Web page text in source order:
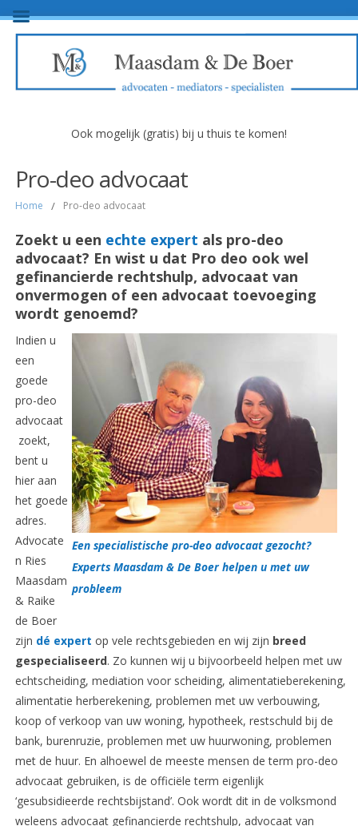
Ook mogelijk (gratis) bij u thuis te komen!
Pro-deo advocaat
Home / Pro-deo advocaat
Zoekt u een echte expert als pro-deo
advocaat? En wist u dat Pro deo ook wel
gefinancierde rechtshulp, advocaat van
onvermogen of een advocaat toevoeging
wordt genoemd?
Eenspecialistischepro-deo advocaat gezocht?
Experts Maasdam & De Boer helpen u met uw
probleem
Indien u
een
goede
pro-deo
advocaat
zoekt,
bent u
hier aan
het goede
adres.
Advocate
n Ries
Maasdam
& Raike
de Boer
zijn dé expert op vele rechtsgebieden en wij zijn breed
gespecialiseerd. Zo kunnen wij u bijvoorbeeld helpen met uw
echtscheiding, mediation voor scheiding, alimentatieberekening,
alimentatie herberekening, problemen met uw verbouwing,
koop of verkoop van uw woning, hypotheek, restschuld bij de
bank, burenruzie, problemen met uw huurwoning, problemen
met de huur. En alhoewel de meeste mensen de term pro-deo
advocaat gebruiken, is de officiële term eigenlijk
‘gesubsidieerde rechtsbijstand’. Ook wordt dit in de volksmond
weleens advocaat gefinancierde rechtshulp, advocaat van